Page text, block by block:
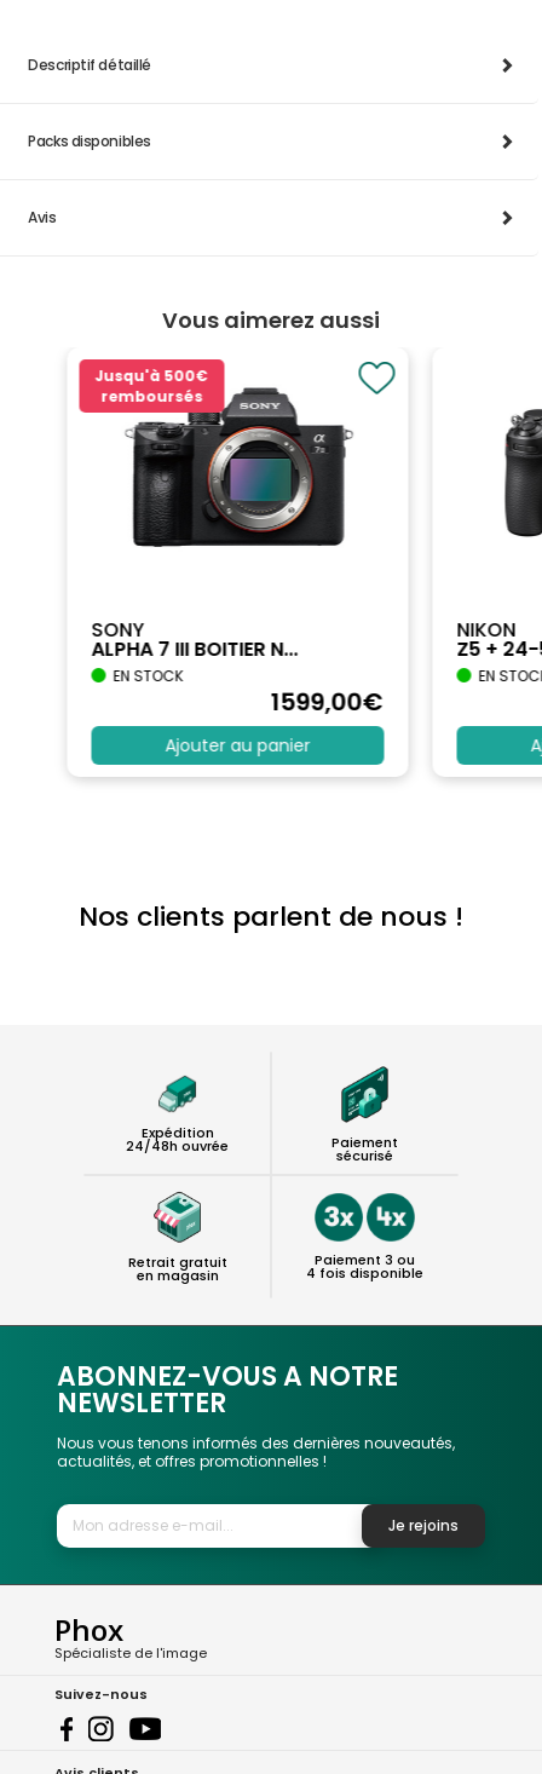
Descriptif détaillé
Packs disponibles
Avis
Vous aimerez aussi
Jusqu'à 500€
remboursés
SONY
ALPHA 7 III BOITIER N...
EN STOCK
1599,00€
Ajouter au panier
NIKON
Z5 +
EN
Nos clients parlent de nous !
Expédition
24/48h ouvrée Paiement
sécurisé
Retrait gratuit
en magasin
Paiement 3 ou
4 fois disponible
ABONNEZ-VOUS A NOTRE
NEWSLETTER
Nous vous tenons informés des dernières nouveautés,
actualités, et offres promotionnelles !
Je rejoins
Phox
Spécialiste de l'image
Suivez-nous